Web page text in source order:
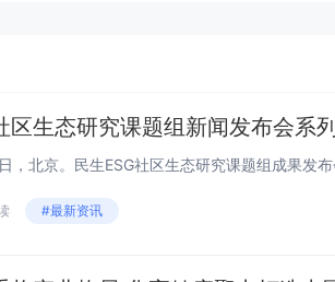
区生态研究课题组新闻发布会系
#最新资讯